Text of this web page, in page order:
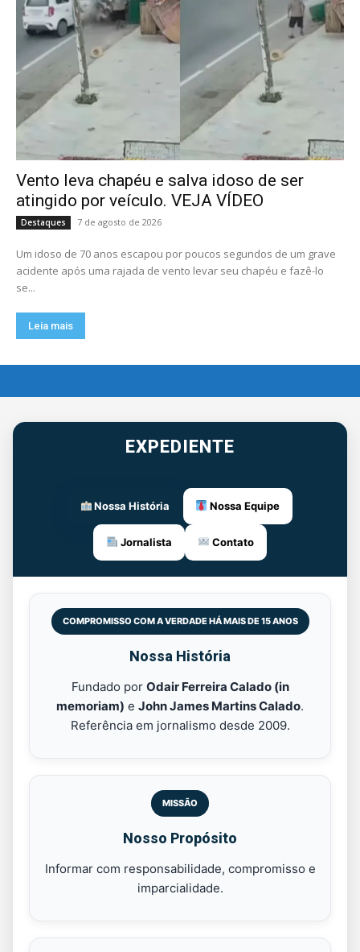
Vento leva chapéu e salva idoso de ser
atingido por veículo. VEJA VÍDEO
Destaques 7 de agosto de 2026
Um idoso de 70 anos escapou por poucos segundos de um grave
acidente após uma rajada de vento levar seu chapéu e fazê-lo
se...
Leia mais
EXPEDIENTE
Nossa História Nossa Equipe
Jornalista Contato
COMPROMISSO COM A VERDADE HÁ MAIS DE 15 ANOS
Nossa História
Fundado por Odair Ferreira Calado (in
memoriam) e John James Martins Calado.
Referência em jornalismo desde 2009.
MISSÃO
Nosso Propósito
Informar com responsabilidade, compromisso e
imparcialidade.